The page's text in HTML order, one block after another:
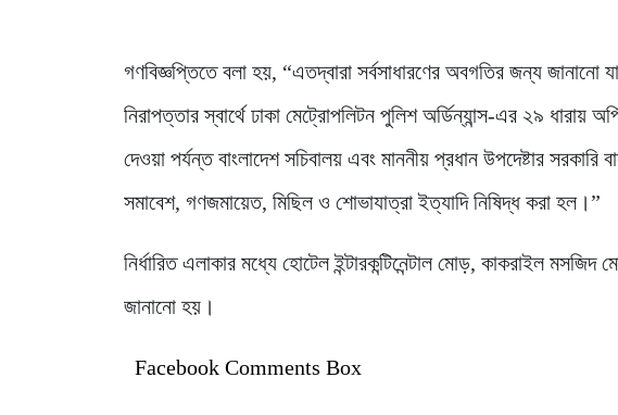
গণবিজ্ঞপ্তিতে বলা হয়, “এতদ্বারা সর্বসাধারণের অবগতির জন্য জানানো
নিরাপত্তার স্বার্থে ঢাকা মেট্রোপলিটন পুলিশ অর্ডিন্যান্স-এর ২৯ ধারায়
দেওয়া পর্যন্ত বাংলাদেশ সচিবালয় এবং মাননীয় প্রধান উপদেষ্টার
সমাবেশ, গণজমায়েত, মিছিল ও শোভাযাত্রা ইত্যাদি নিষিদ্ধ করা হল।”
নির্ধারিত এলাকার মধ্যে হোটেল ইন্টারকন্টিনেন্টাল মোড়, কাকরাইল
জানানো হয়।
Facebook Comments Box